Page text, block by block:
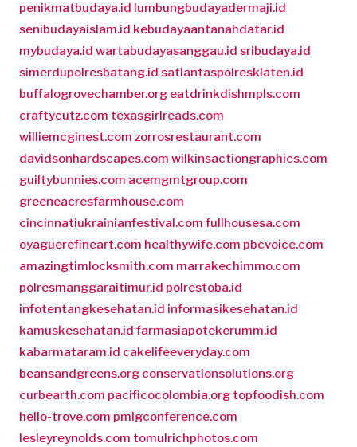
penikmatbudaya.id lumbungbudayadermaji.id
senibudayaislam.id kebudayaantanahdatar.id
mybudaya.id wartabudayasanggau.id sribudaya.id
simerdupolresbatang.id satlantaspolresklaten.id
buffalogrovechamber.org eatdrinkdishmpls.com
craftycutz.com texasgirlreads.com
williemcginest.com zorrosrestaurant.com
davidsonhardscapes.com wilkinsactiongraphics.com
guiltybunnies.com acemgmtgroup.com
greeneacresfarmhouse.com
cincinnatiukrainianfestival.com fullhousesa.com
oyaguerefineart.com healthywife.com pbcvoice.com
amazingtimlocksmith.com marrakechimmo.com
polresmanggaraitimur.id polrestoba.id
infotentangkesehatan.id informasikesehatan.id
kamuskesehatan.id farmasiapotekerumm.id
kabarmataram.id cakelifeeveryday.com
beansandgreens.org conservationsolutions.org
curbearth.com pacificocolombia.org topfoodish.com
hello-trove.com pmigconference.com
lesleyreynolds.com tomulrichphotos.com